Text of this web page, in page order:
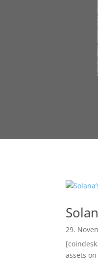
29.
assets